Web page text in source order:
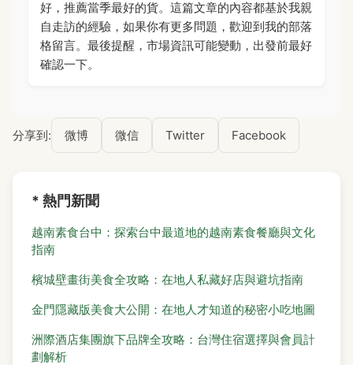
好，推薦當季最好的貨。這篇文章的內容都基於我親
自走訪的經驗，如果你有更多問題，歡迎到我的部落
格留言。最後提醒，市場資訊可能變動，出發前最好
確認一下。
分享到: 微博 微信 Twitter Facebook
* 熱門新聞
越南素食台中：探索台中最道地的越南素食餐廳與文化
指南
檳城壁畫街美食全攻略：在地人私藏好店與避坑指南
金門隱藏版美食大公開：在地人才知道的秘密小吃地圖
洲際酒店集團旗下品牌全攻略：台灣住宿選擇與會員計
劃解析